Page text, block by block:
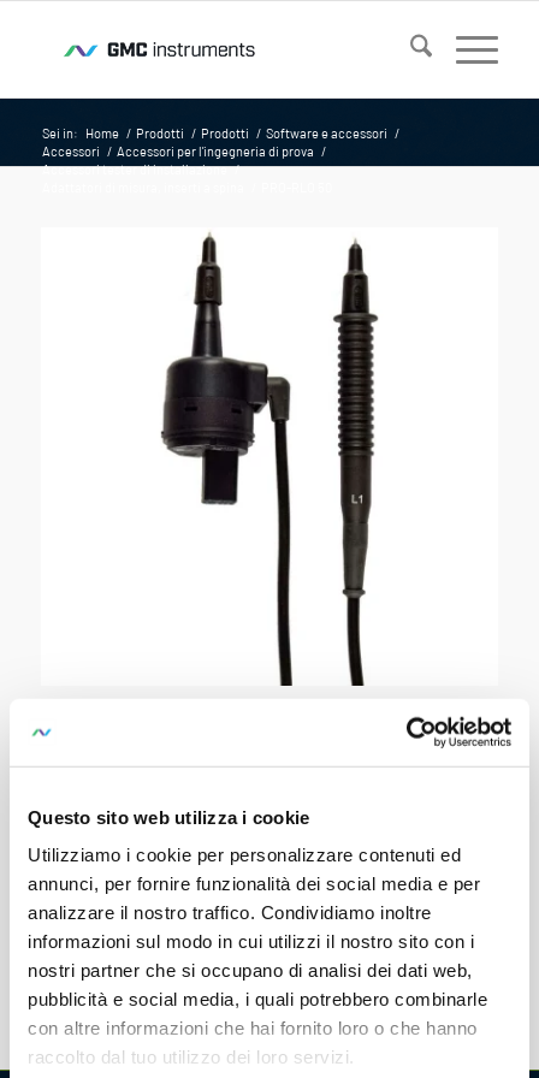
Questo sito web utilizza i cookie
Utilizziamo i cookie per personalizzare contenuti ed
annunci, per fornire funzionalità dei social media e per
analizzare il nostro traffico. Condividiamo inoltre
informazioni sul modo in cui utilizzi il nostro sito con i
nostri partner che si occupano di analisi dei dati web,
pubblicità e social media, i quali potrebbero combinarle
con altre informazioni che hai fornito loro o che hanno
raccolto dal tuo utilizzo dei loro servizi.
Sei in: Home / Prodotti / Prodotti / Software e accessori /
Accessori / Accessori per l'ingegneria di prova /
Accessori tester di installazione /
PRO-RLO 50
Plug Inserts for PROFiTEST – for PE
Measurements and the like
with 50 m Cable – CAT IV@ 300V